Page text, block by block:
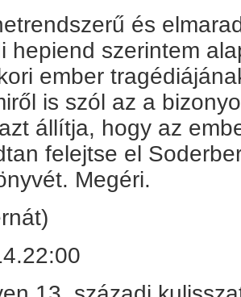
és
hepiend szerintem
ember
is szól az a
állítja, hogy az
felejtse el
Megéri.